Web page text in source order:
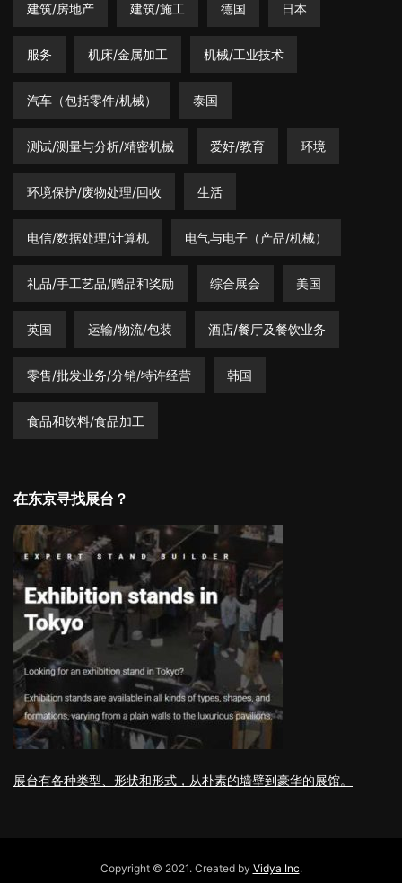
建筑/房地产 建筑/施工 德国 日本
服务 机床/金属加工 机械/工业技术
汽车（包括零件/机械） 泰国
测试/测量与分析/精密机械 爱好/教育 环境
环境保护/废物处理/回收 生活
电信/数据处理/计算机 电气与电子（产品/机械）
礼品/手工艺品/赠品和奖励 综合展会 美国
英国 运输/物流/包装 酒店/餐厅及餐饮业务
零售/批发业务/分销/特许经营 韩国
食品和饮料/食品加工
在东京寻找展台？
展台有各种类型、形状和形式，从朴素的墙壁到豪华的展馆。
Copyright © 2021. Created by Vidya Inc.